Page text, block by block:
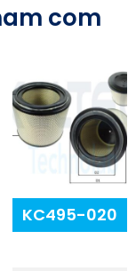
com
KC495-020